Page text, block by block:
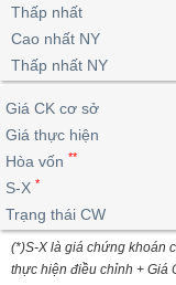
lỗ
dịch
nội
Niên
giám
Tài
liệu
cổ
Định
giá
ngoài
doanh
Top
cổ
phiếu
dịch
Chứng
quyền
quan
Thống
giao
dịch
Thống
giao
dịch
Tin
tức
Phân
tích
kỹ
thuật
trực
tuyến
Bộ
lọc
cổ
Vĩ
mô
lai
Chứng
quyền
Trái
phiếu
IR
Awards
tạo
Dịch
vụ
Thấp nhất
Cao nhất NY
Thấp nhất NY
Giá CK cơ sở
Giá thực hiện
Hòa vốn **
S-X *
Trạng thái CW
(*)S-X là giá chứng khoán
thực hiện điều chỉnh + Giá
BẤT
ĐỘNG
SẢN
TÀI
CHÍNH
HÀNG